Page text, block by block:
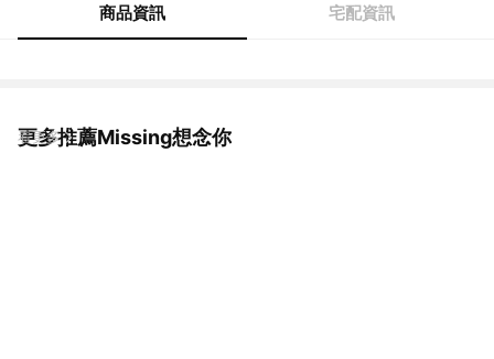
商品資訊 宅配資訊
更多推薦Missing想念你
看更多